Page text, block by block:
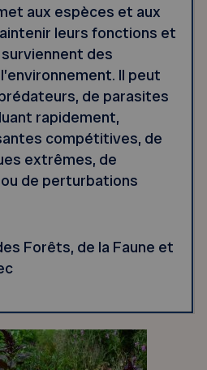
aux espèces et aux
leurs fonctions et
des
Il peut
de parasites
rapidement,
compétitives, de
extrêmes, de
de perturbations
Forêts, de la Faune et